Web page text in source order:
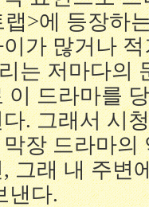
>에 등장하
가 많거나
는 저마다의
이 드라마를
. 그래서 시
장 드라마의
그래 내 주변
낸다.